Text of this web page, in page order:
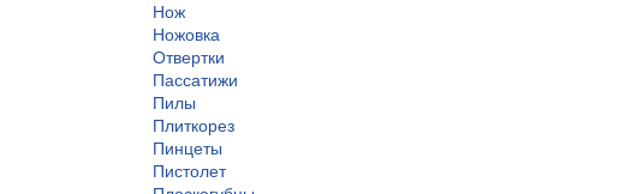
Нож
Ножовка
Отвертки
Пассатижи
Пилы
Плиткорез
Пинцеты
Пистолет